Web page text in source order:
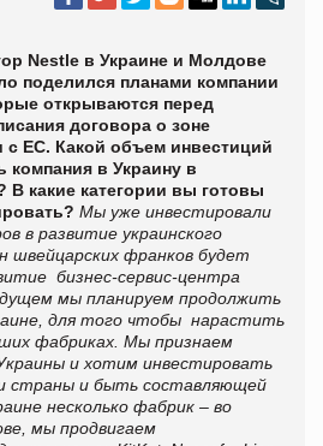
Nestle в Украине и Молдове
поделился планами компании
открываются перед
договора о зоне
с ЕС. Какой объем инвестиций
компания в Украину в
В какие категории вы готовы
Мы уже инвестировали
в развитие украинского
швейцарских франков будет
бизнес-сервис-центра
мы планируем продолжить
для того чтобы нарастить
фабриках. Мы признаем
и хотим инвестировать
страны и быть составляющей
несколько фабрик – во
мы продвигаем